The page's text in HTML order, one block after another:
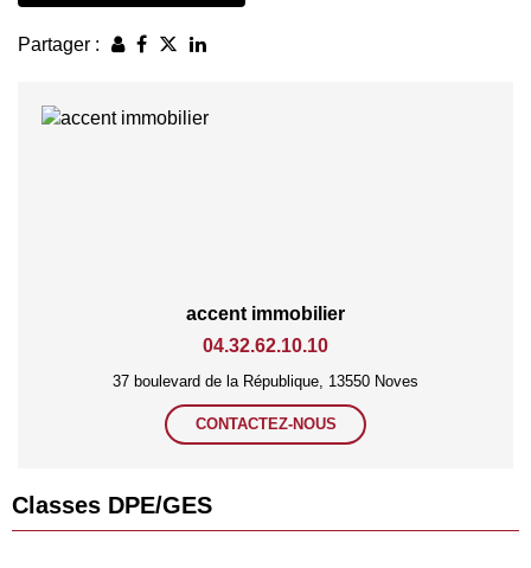
Partager :
accent immobilier
04.32.62.10.10
37 boulevard de la République, 13550 Noves
CONTACTEZ-NOUS
Classes DPE/GES